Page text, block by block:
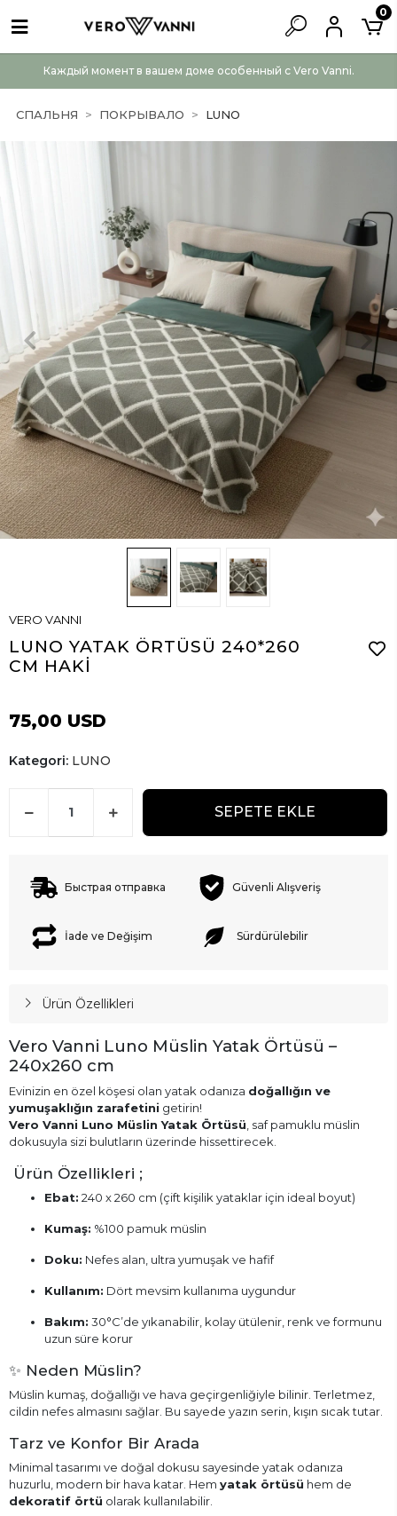
Каждый момент в вашем доме особенный с Vero Vanni.
0
СПАЛЬНЯ ПОКРЫВАЛО LUNO
VERO VANNI
LUNO YATAK ÖRTÜSÜ 240*260
CM HAKİ
75,00 USD
Kategori: LUNO
SEPETE EKLE
Быстрая отправка Güvenli Alışveriş
İade ve Değişim Sürdürülebilir
Ürün Özellikleri
Vero Vanni Luno Müslin Yatak Örtüsü –
240x260 cm
Evinizin en özel köşesi olan yatak odanıza doğallığın ve
yumuşaklığın zarafetini getirin!
Vero Vanni Luno Müslin Yatak Örtüsü , saf pamuklu müslin
dokusuyla sizi bulutların üzerinde hissettirecek.
Ürün Özellikleri ;
Ebat: 240 x 260 cm (çift kişilik yataklar için ideal boyut)
Kumaş: %100 pamuk müslin
Doku: Nefes alan, ultra yumuşak ve hafif
Kullanım: Dört mevsim kullanıma uygundur
Bakım: 30°C’de yıkanabilir, kolay ütülenir, renk ve formunu
uzun süre korur
✨ Neden Müslin?
Müslin kumaş, doğallığı ve hava geçirgenliğiyle bilinir. Terletmez,
cildin nefes almasını sağlar. Bu sayede yazın serin, kışın sıcak tutar.
Tarz ve Konfor Bir Arada
Minimal tasarımı ve doğal dokusu sayesinde yatak odanıza
huzurlu, modern bir hava katar. Hem yatak örtüsü hem de
dekoratif örtü olarak kullanılabilir.